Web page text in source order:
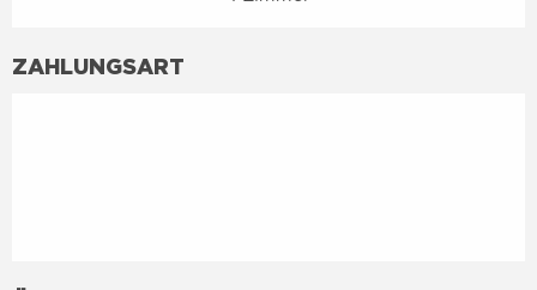
ZAHLUNGSART